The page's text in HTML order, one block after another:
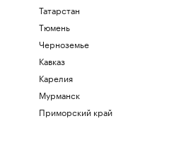
Татарстан
Тюмень
Черноземье
Кавказ
Карелия
Мурманск
Приморский край